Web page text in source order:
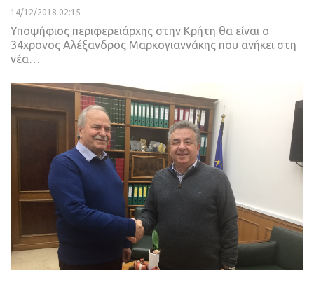
14/12/2018 02:15
Υποψήφιος περιφερειάρχης στην Κρήτη θα είναι ο
34χρονος Αλέξανδρος Μαρκογιαννάκης που ανήκει στη
νέα…